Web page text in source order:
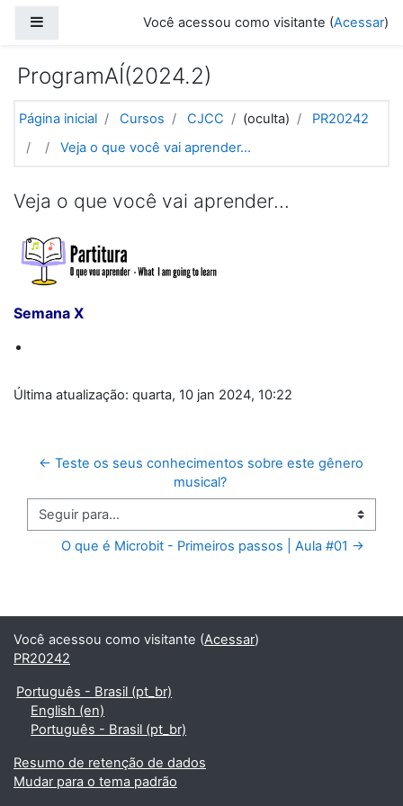
Você acessou como visitante (Acessar)
ProgramAÍ(2024.2)
Página inicial Cursos CJCC (oculta)
PR20242
Veja o que você vai aprender...
Veja o que você vai aprender...
Semana X
Última atualização: quarta, 10 jan 2024, 10:22
← Teste os seus conhecimentos sobre este gênero
musical?
Seguir para...
O que é Microbit - Primeiros passos | Aula #01 →
Você acessou como visitante (Acessar)
PR20242
Português - Brasil ‎(pt_br)‎
English ‎(en)‎
Português - Brasil ‎(pt_br)‎
Resumo de retenção de dados
Mudar para o tema padrão